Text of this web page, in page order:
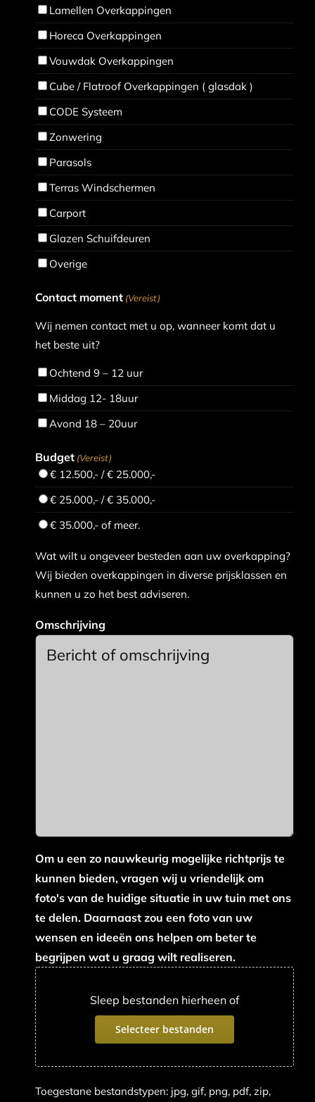
Lamellen Overkappingen
Horeca Overkappingen
Vouwdak Overkappingen
Cube / Flatroof Overkappingen ( glasdak )
CODE Systeem
Zonwering
Parasols
Terras Windschermen
Carport
Glazen Schuifdeuren
Overige
Contact moment (Vereist)
Wij nemen contact met u op, wanneer komt dat u
het beste uit?
Ochtend 9 – 12 uur
Middag 12- 18uur
Avond 18 – 20uur
Budget (Vereist)
€ 12.500,- / € 25.000,-
€ 25.000,- / € 35.000,-
€ 35.000,- of meer.
Wat wilt u ongeveer besteden aan uw overkapping?
Wij bieden overkappingen in diverse prijsklassen en
kunnen u zo het best adviseren.
Omschrijving
Om u een zo nauwkeurig mogelijke richtprijs te
kunnen bieden, vragen wij u vriendelijk om
foto's van de huidige situatie in uw tuin met ons
te delen. Daarnaast zou een foto van uw
wensen en ideeën ons helpen om beter te
begrijpen wat u graag wilt realiseren.
Sleep bestanden hierheen of
Selecteer bestanden
Toegestane bestandstypen: jpg, gif, png, pdf, zip,